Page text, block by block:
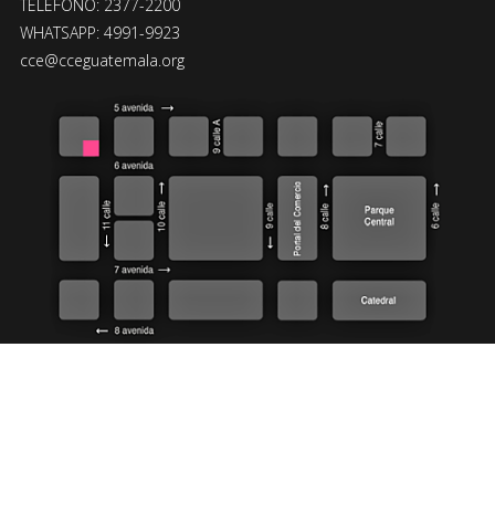
TELÉFONO: 2377-2200
WHATSAPP: 4991-9923
cce@cceguatemala.org